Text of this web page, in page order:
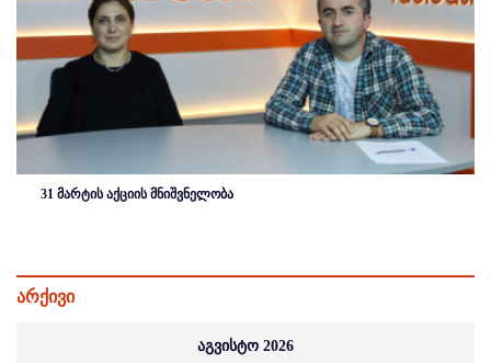
31 მარტის აქციის მნიშვნელობა
არქივი
აგვისტო 2026